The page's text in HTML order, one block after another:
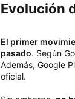
Evolución
El primer
pasado. Según
Además, Google
oficial.